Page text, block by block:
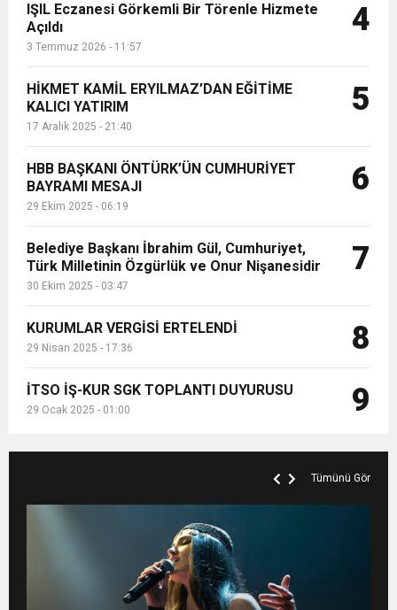
IŞIL Eczanesi Görkemli Bir Törenle Hizmete
Açıldı
3 Temmuz 2026 - 11:57
4
HİKMET KAMİL ERYILMAZ’DAN EĞİTİME
KALICI YATIRIM
17 Aralık 2025 - 21:40
5
HBB BAŞKANI ÖNTÜRK’ÜN CUMHURİYET
BAYRAMI MESAJI
29 Ekim 2025 - 06:19
6
Belediye Başkanı İbrahim Gül, Cumhuriyet,
Türk Milletinin Özgürlük ve Onur Nişanesidir
30 Ekim 2025 - 03:47
7
KURUMLAR VERGİSİ ERTELENDİ
29 Nisan 2025 - 17:36 8
İTSO İŞ-KUR SGK TOPLANTI DUYURUSU
29 Ocak 2025 - 01:00 9
Tümünü Gör